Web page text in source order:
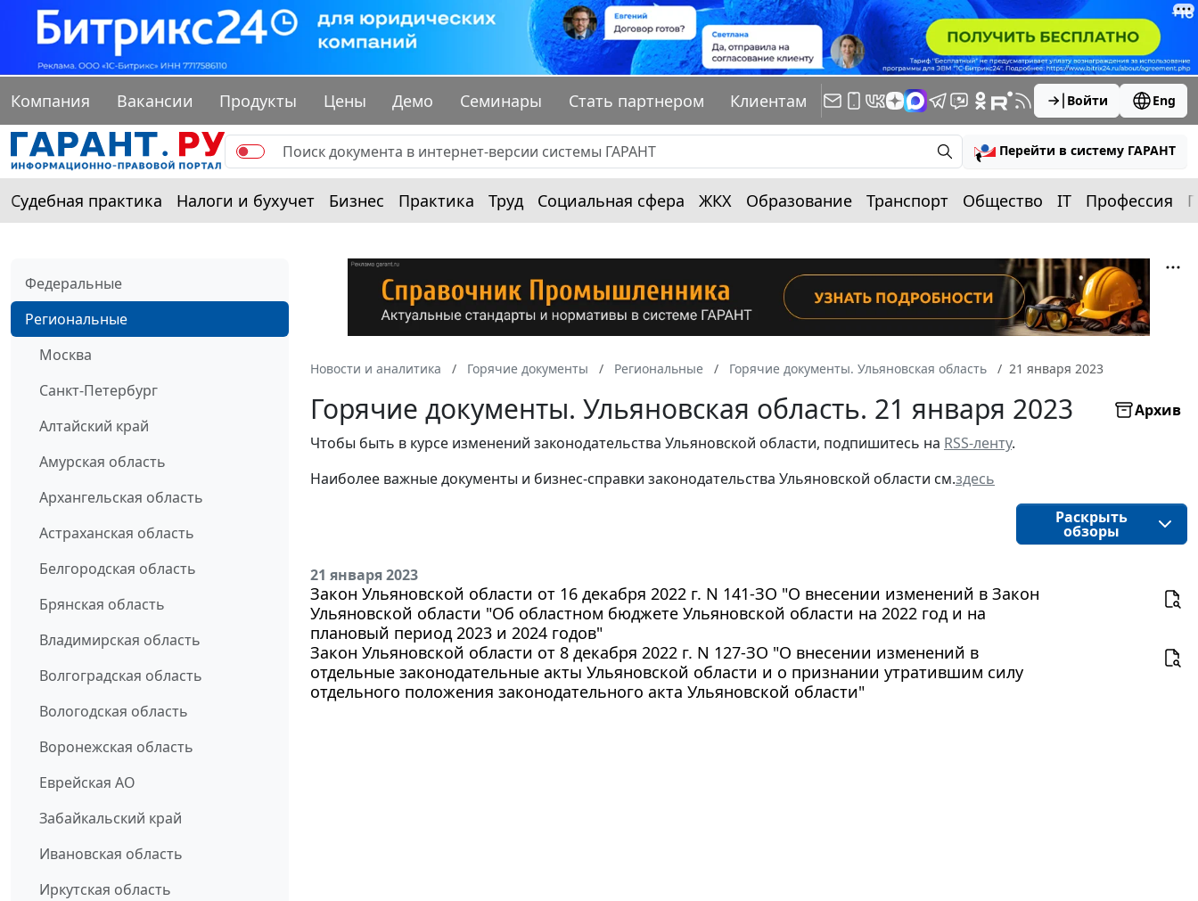
Компания Вакансии Продукты Цены Демо Семинары Стать партнером Клиентам Войти Eng
Перейти в систему ГАРАНТ
Судебная практика Налоги и бухучет Бизнес Практика Труд Социальная сфера ЖКХ Образование Транспорт Общество IT Профессия
Федеральные
Региональные
Москва
Санкт-Петербург
Алтайский край
Амурская область
Архангельская область
Астраханская область
Белгородская область
Брянская область
Владимирская область
Волгоградская область
Вологодская область
Воронежская область
Еврейская АО
Забайкальский край
Ивановская область
Иркутская область
Новости и аналитика Горячие документы Региональные Горячие документы. Ульяновская область 21 января 2023
Горячие документы. Ульяновская область. 21 января 2023
Архив
Чтобы быть в курсе изменений законодательства Ульяновской области, подпишитесь на RSS-ленту.
Наиболее важные документы и бизнес-справки законодательства Ульяновской области см.здесь
Раскрыть
обзоры
21 января 2023
Закон Ульяновской области от 16 декабря 2022 г. N 141-ЗО "О внесении изменений в Закон
Ульяновской области "Об областном бюджете Ульяновской области на 2022 год и на
плановый период 2023 и 2024 годов"
Закон Ульяновской области от 8 декабря 2022 г. N 127-ЗО "О внесении изменений в
отдельные законодательные акты Ульяновской области и о признании утратившим силу
отдельного положения законодательного акта Ульяновской области"